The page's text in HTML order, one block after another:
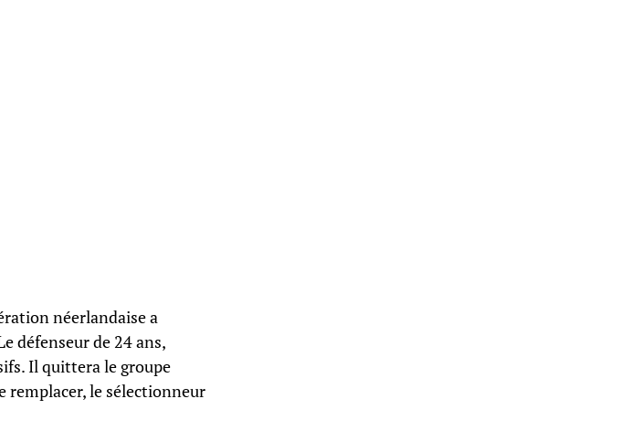
néerlandaise a
défenseur de 24 ans,
Il quittera le groupe
remplacer, le sélectionneur